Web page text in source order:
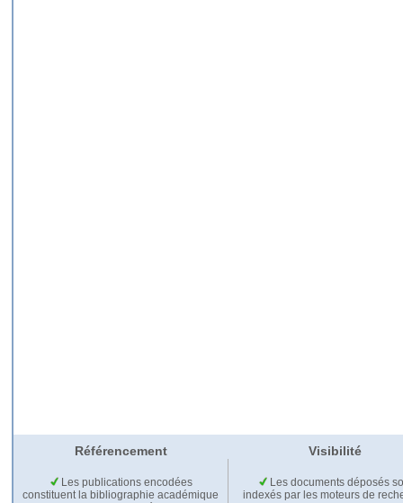
Référencement Visibilité
Les publications encodées
constituent la bibliographie académique
Les documents déposés
indexés par les moteurs de